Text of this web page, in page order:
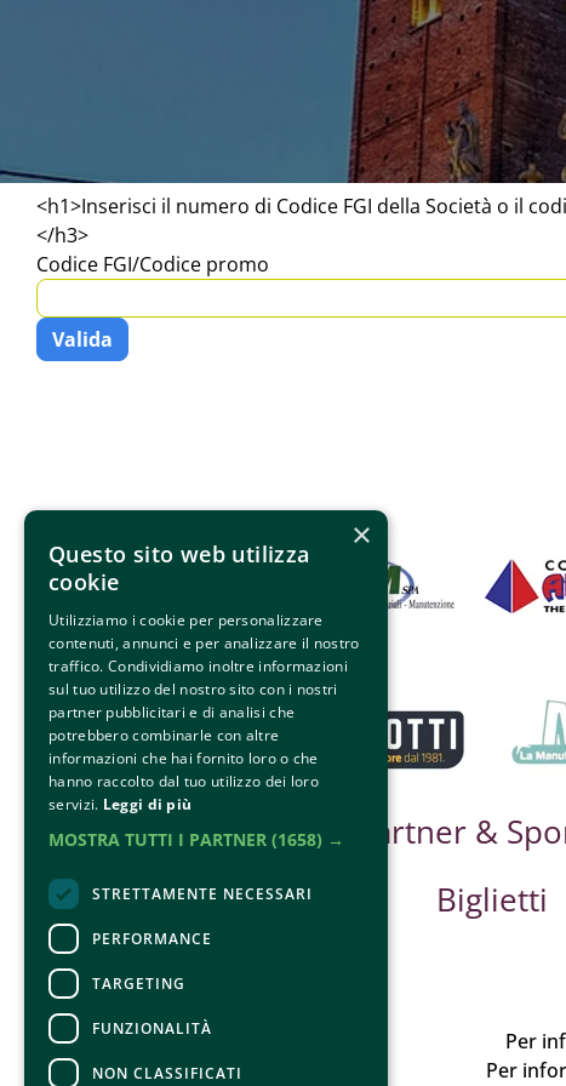
<h1>Inserisci il numero di Codice FGI della Società o il
</h3>
Codice FGI/Codice promo
Partner &
Biglietti
Per
Per
×
Questo sito web utilizza
cookie
Utilizziamo i cookie per personalizzare
contenuti, annunci e per analizzare il nostro
traffico. Condividiamo inoltre informazioni
sul tuo utilizzo del nostro sito con i nostri
partner pubblicitari e di analisi che
potrebbero combinarle con altre
informazioni che hai fornito loro o che
hanno raccolto dal tuo utilizzo dei loro
servizi. Leggi di più
MOSTRA TUTTI I PARTNER (1658) →
STRETTAMENTE NECESSARI
PERFORMANCE
TARGETING
FUNZIONALITÀ
NON CLASSIFICATI